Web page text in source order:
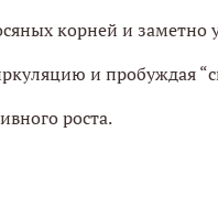
корней и заметно
и пробуждая
роста.